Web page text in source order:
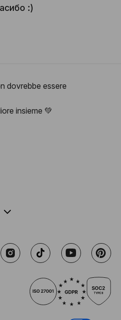
:)
dovrebbe essere
insieme 💚